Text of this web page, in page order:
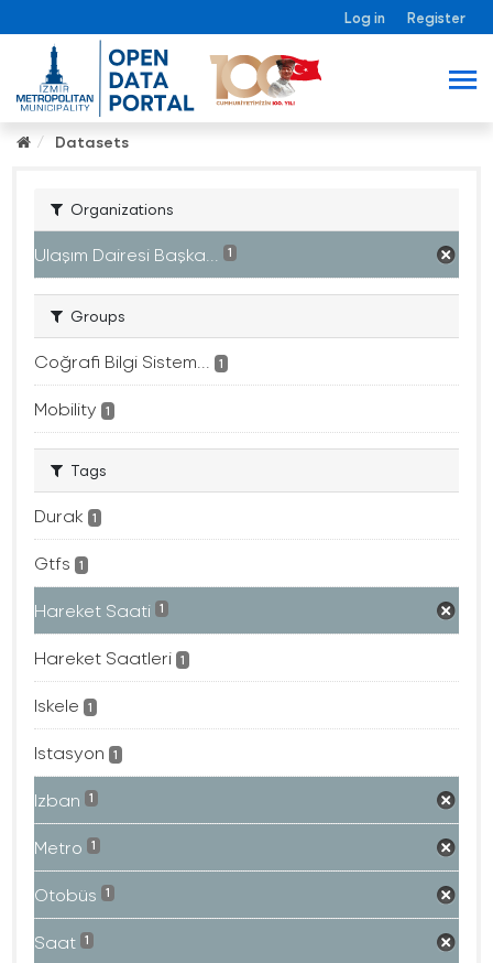
Log in Register
Datasets
Organizations
Ulaşım Dairesi Başka... 1
Groups
Coğrafi Bilgi Sistem... 1
Mobility 1
Tags
Durak 1
Gtfs 1
Hareket Saati 1
Hareket Saatleri 1
Iskele 1
Istasyon 1
Izban 1
Metro 1
Otobüs 1
Saat 1